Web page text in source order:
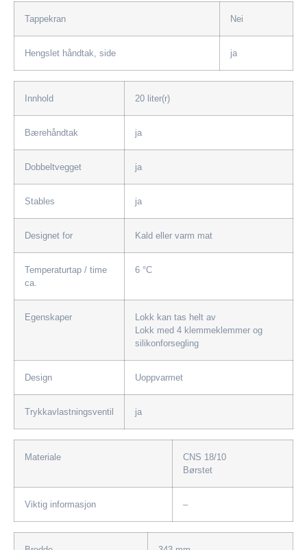
Tappekran Nei
Hengslet håndtak, side ja
Innhold 20 liter(r)
Bærehåndtak ja
Dobbeltvegget ja
Stables ja
Designet for Kald eller varm mat
Temperaturtap / time
ca.
6 °C
Egenskaper
Lokk kan tas helt av
Lokk med 4 klemmeklemmer og
silikonforsegling
Design Uoppvarmet
Trykkavlastningsventil ja
Materiale
CNS 18/10
Børstet
Viktig informasjon –